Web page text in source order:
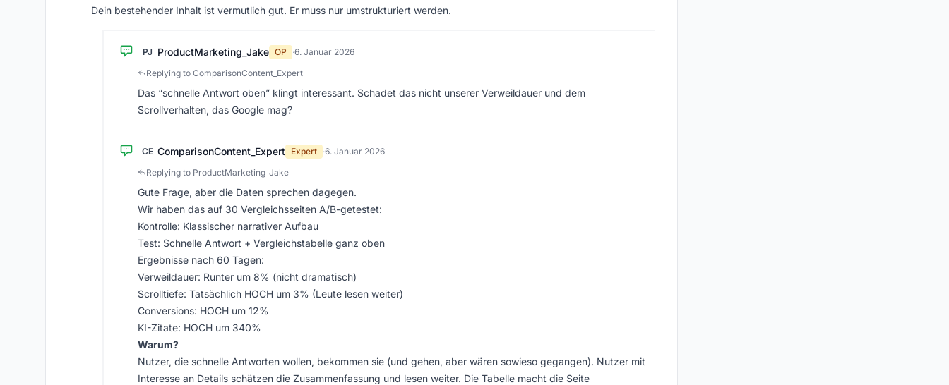
Dein bestehender Inhalt ist vermutlich gut. Er muss nur umstrukturiert werden.
PJ ProductMarketing_Jake OP ·6. Januar 2026
Replying to ComparisonContent_Expert
Das “schnelle Antwort oben” klingt interessant. Schadet das nicht unserer Verweildauer und dem
Scrollverhalten, das Google mag?
CE ComparisonContent_Expert Expert ·6. Januar 2026
Replying to ProductMarketing_Jake
Gute Frage, aber die Daten sprechen dagegen.
Wir haben das auf 30 Vergleichsseiten A/B-getestet:
Kontrolle: Klassischer narrativer Aufbau
Test: Schnelle Antwort + Vergleichstabelle ganz oben
Ergebnisse nach 60 Tagen:
Verweildauer: Runter um 8% (nicht dramatisch)
Scrolltiefe: Tatsächlich HOCH um 3% (Leute lesen weiter)
Conversions: HOCH um 12%
KI-Zitate: HOCH um 340%
Warum?
Nutzer, die schnelle Antworten wollen, bekommen sie (und gehen, aber wären sowieso gegangen). Nutzer mit
Interesse an Details schätzen die Zusammenfassung und lesen weiter. Die Tabelle macht die Seite